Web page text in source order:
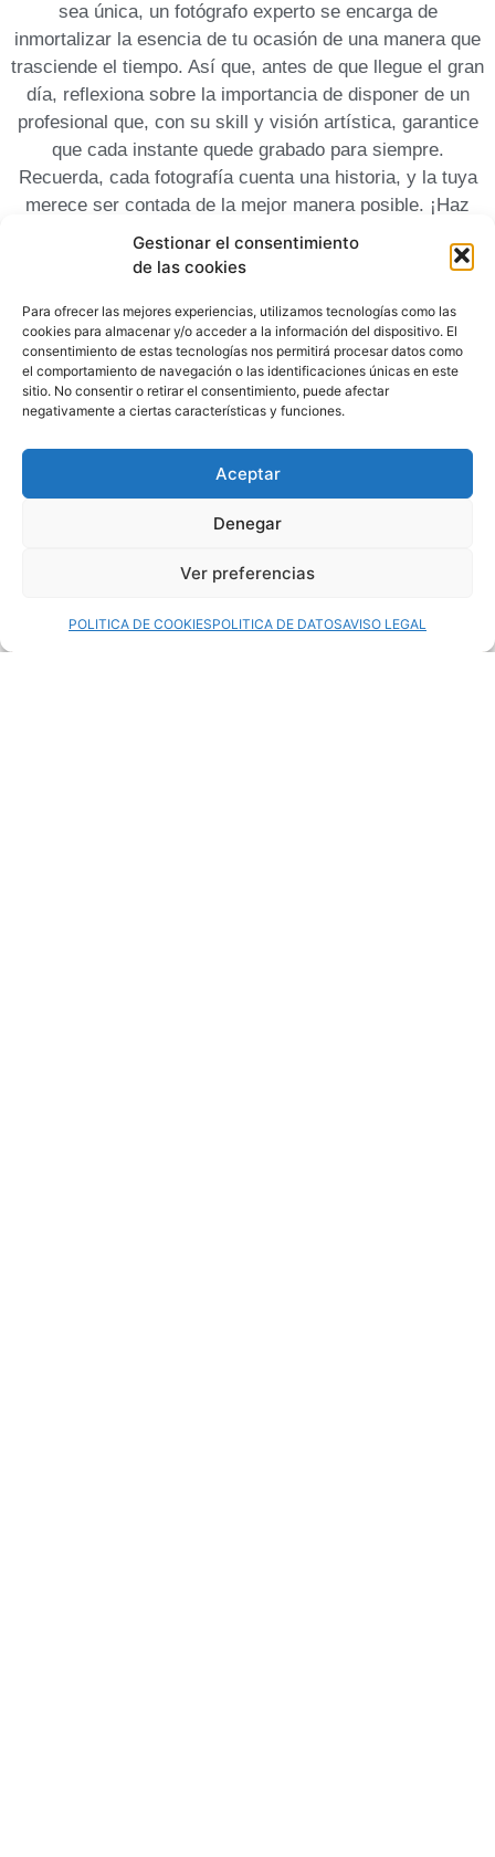
Gestionar el consentimiento
de las cookies
Para ofrecer las mejores experiencias, utilizamos tecnologías como las
cookies para almacenar y/o acceder a la información del dispositivo. El
consentimiento de estas tecnologías nos permitirá procesar datos como
el comportamiento de navegación o las identificaciones únicas en este
sitio. No consentir o retirar el consentimiento, puede afectar
negativamente a ciertas características y funciones.
Aceptar
Denegar
Ver preferencias
POLITICA DE COOKIESPOLITICA DE DATOSAVISO LEGAL
sea única, un ⁤fotógrafo experto se encarga de
‌inmortalizar la esencia de tu ocasión de una manera que
trasciende el tiempo. Así que, antes ⁣de que llegue el gran
día, reflexiona sobre la‍ importancia de disponer de ‌un
profesional que, con su skill y⁢ visión artística, ⁤garantice
que⁤ cada instante quede grabado para ⁤siempre.
Recuerda, ‍cada fotografía cuenta una ‍historia, y la tuya
merece ser contada ⁣de la mejor ⁣manera posible. ¡Haz
que ‌tus ​recuerdos brillen en toda su esplendor!
detalles llenos de emoción